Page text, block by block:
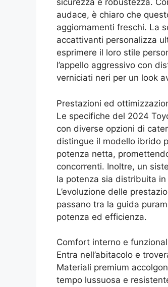
sicurezza e robustezza.
audace, è chiaro che
aggiornamenti freschi. La
accattivanti personalizza
esprimere il loro stile
l’appello aggressivo con
verniciati neri per un look
Prestazioni ed
Le specifiche del 2024
con diverse opzioni di
distingue il modello ibrido
potenza netta,
concorrenti. Inoltre, un
la potenza sia distribuita
L’evoluzione delle
passano tra la guida
potenza ed efficienza.
Comfort interno e
Entra nell’abitacolo e
Materiali premium
tempo lussuosa e